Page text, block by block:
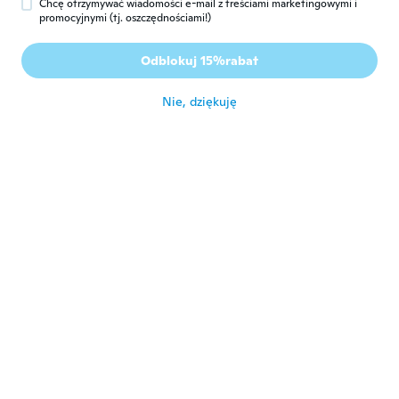
Julie
Rok dołączenia 2015 · 39 opinie
Chcę otrzymywać wiadomości e-mail z treściami marketingowymi i
promocyjnymi (tj. oszczędnościami!)
Odblokuj 15%rabat
Nie, dziękuję